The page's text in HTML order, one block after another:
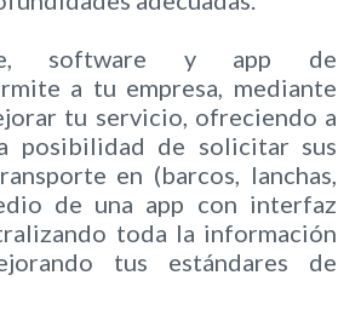
software y app de
a tu empresa, mediante
tu servicio, ofreciendo a
posibilidad de solicitar sus
en (barcos, lanchas,
de una app con interfaz
toda la información
tus estándares de